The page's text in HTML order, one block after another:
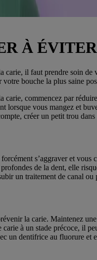
À
il faut prendre soin de
bouche la plus saine
carie, commencez par
lorsque vous mangez et
créer un petit trou
s’aggraver et
de la dent, elle
un traitement de canal
la carie. Maintenez
à un stade précoce, il
un dentifrice au fluorure